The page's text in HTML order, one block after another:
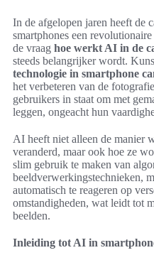
In de afgelopen jaren heeft de
smartphones een
de vraag hoe werkt AI in de
steeds belangrijker wordt.
technologie in smartphone
het verbeteren van de
gebruikers in staat om met
leggen, ongeacht hun
AI heeft niet alleen de manier
veranderd, maar ook hoe ze
slim gebruik te maken van
beeldverwerkingstechnieken,
automatisch te reageren op
omstandigheden, wat leidt tot
beelden.
Inleiding tot AI in